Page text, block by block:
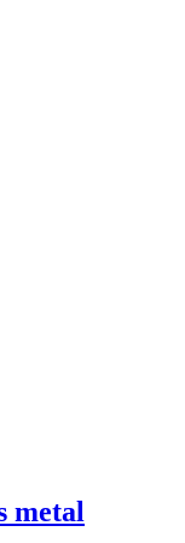
metal